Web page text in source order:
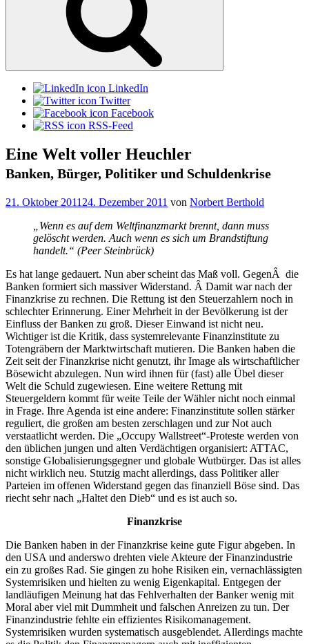
LinkedIn
Twitter
Facebook
RSS-Feed
Eine Welt voller Heuchler
Banken, Bürger, Politiker und Schuldenkrise
Veröffentlicht
21. Oktober 2011 24. Dezember 2011 von Norbert Berthold
„Wenn es auf dem Weltfinanzmarkt brennt, dann muss
gelöscht werden. Auch wenn es sich um Brandstiftung
handelt.“ (Peer Steinbrück)
Es hat lange gedauert. Nun aber scheint das Maß voll. GegenÂ die
Banken formiert sich massiver Widerstand. Â Damit war nach der
Finanzkrise zu rechnen. Die Rettung ist den Steuerzahlern noch in
schlechter Erinnerung. Einer Mehrheit in der Bevölkerung ist der
Einfluss der Banken zu groß. Dieser Einwand ist nicht neu.
Wichtiger ist die Kritik, dass systemrelevante Finanzinstitute zu
Totengräbern der Marktwirtschaft mutieren. Die Banken haben die
Zeit seit der Finanzkrise nicht genutzt, ihr Image als wirtschaftlicher
Bösewicht abzulegen. Nun wird ihnen für (fast) alle Übel dieser
Welt die Schuld zugewiesen. Eine weitere Rettung mit
Steuergeldern kommt für weite Teile der Wähler nicht noch einmal
in Frage. Ihre Agenda ist eine andere: Finanzinstitute sollen stärker
reguliert, die großen am besten zerschlagen und zur Not auch
verstaatlicht werden. Die „Occupy Wallstreet“-Proteste werden von
den üblichen jungen und alten Verdächtigen organisiert: ATTAC,
sonstige Globalisierungsgegner und globale Wutbürger. Das ist alles
nicht wirklich neu. Stutzig macht allerdings, dass Politiker aller
Parteien im offenen Widerstand gegen das finanziell Böse sind. Das
riecht sehr nach „Haltet den Dieb“ und es ist auch so.
Finanzkrise
Die Banken haben in der Finanzkrise keine gute Figur abgeben. In
den USA und anderswo drehten viele Akteure der Finanzindustrie
ein zu großes Rad. Sie gingen zu hohe Risiken ein, vernachlässigten
Systemrisiken und hielten zu wenig Eigenkapital. Entgegen der
landläufigen Meinung hat das Fehlverhalten der Banker wenig mit
Moral aber viel mit Dummheit und falschen Anreizen zu tun. Der
Finanzindustrie fehlte ein effizientes Risikomanagement.
Systemrisiken wurden systematisch ausgeblendet. Allerdings machte